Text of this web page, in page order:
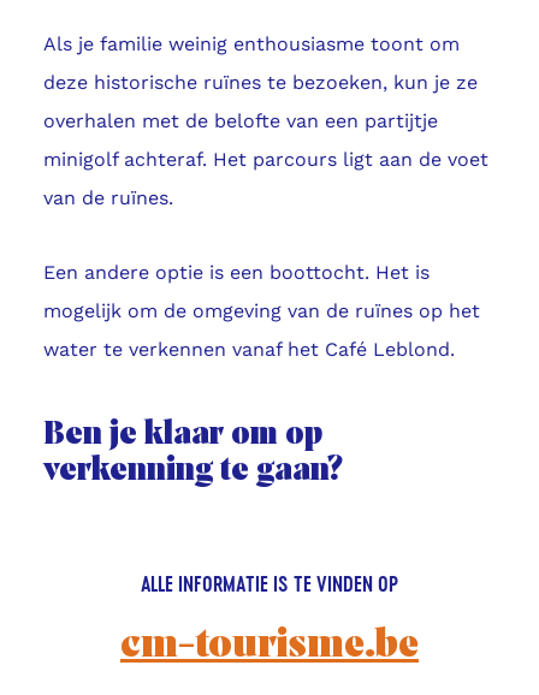
Als je familie weinig enthousiasme toont om
deze historische ruïnes te bezoeken, kun je ze
overhalen met de belofte van een partijtje
minigolf achteraf. Het parcours ligt aan de voet
van de ruïnes.
Een andere optie is een boottocht. Het is
mogelijk om de omgeving van de ruïnes op het
water te verkennen vanaf het Café Leblond.
Ben je klaar om op
verkenning te gaan?
ALLE INFORMATIE IS TE VINDEN OP
cm-tourisme.be